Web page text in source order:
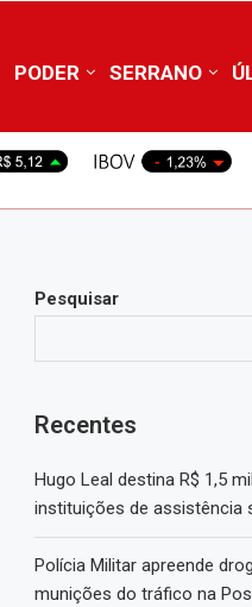
PODER SERRANO
Pesquisar
Recentes
Hugo Leal destina R$ 1,5
instituições de assistência
Polícia Militar apreende
munições do tráfico na